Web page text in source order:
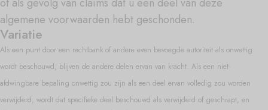
algemene voorwaarden hebt geschonden.
Variatie
Als een punt door een rechtbank of andere even bevoegde autoriteit als onwettig
wordt beschouwd, blijven de andere delen ervan van kracht. Als een niet-
afdwingbare bepaling onwettig zou zijn als een deel ervan volledig zou worden
verwijderd, wordt dat specifieke deel beschouwd als verwijderd of geschrapt, en